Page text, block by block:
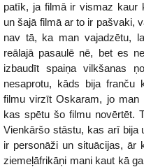
patīk, ja filmā ir vismaz kaur
un šajā filmā ar to ir pašvaki,
nav tā, ka man vajadzētu,
reālajā pasaulē nē, bet es
izbaudīt spaiņa vilkšanas
nesaprotu, kāds bija franču
filmu virzīt Oskaram, jo man
kas spētu šo filmu novērtēt.
Vienkāršo stāstu, kas arī bija
ir personāži un situācijas, ār
ziemeļāfrikāņi mani kaut kā